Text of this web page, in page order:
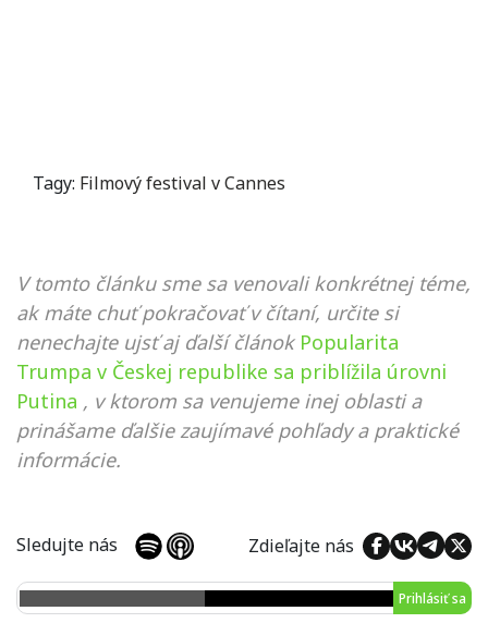
Tagy: Filmový festival v Cannes
V tomto článku sme sa venovali konkrétnej téme,
ak máte chuť pokračovať v čítaní, určite si
nenechajte ujsť aj ďalší článok Popularita
Trumpa v Českej republike sa priblížila úrovni
Putina , v ktorom sa venujeme inej oblasti a
prinášame ďalšie zaujímavé pohľady a praktické
informácie.
Sledujte nás Zdieľajte nás
Prihlásiť sa